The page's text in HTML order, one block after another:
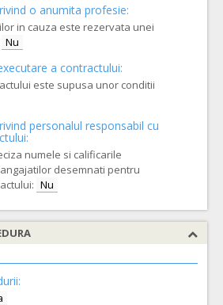
o anumita profesie:
in cauza este rezervata unei
Nu
a contractului:
este supusa unor conditii
personalul responsabil cu
numele si calificarile
desemnati pentru
Nu